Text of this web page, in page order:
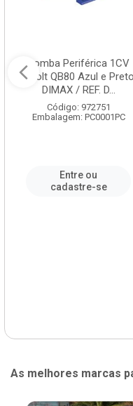
Bomba Periférica 1CV
Bivolt QB80 Azul e Preto
DIMAX / REF. D...
Código: 972751
Embalagem: PC0001PC
Entre ou
cadastre-se
As melhores marcas